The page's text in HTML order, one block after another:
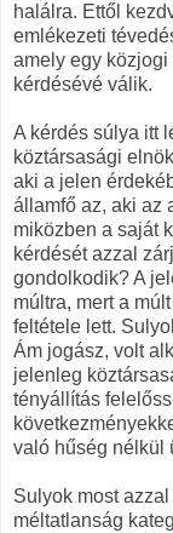
halálra. Ettől
emlékezeti
amely egy
kérdésévé válik.
A kérdés súlya itt
köztársasági
aki a jelen
államfő az, aki az
miközben a saját
kérdését azzal
gondolkodik? A
múltra, mert a
feltétele lett.
Ám jogász, volt
jelenleg
tényállítás
való hűség nélkül
Sulyok most
méltatlanság